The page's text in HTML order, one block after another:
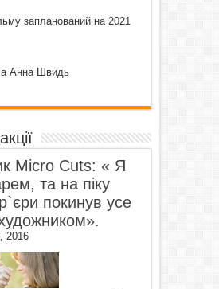
запланований на 2021
Анна Швидь
Micro Cuts: « Я
та на піку
покинув усе
2016